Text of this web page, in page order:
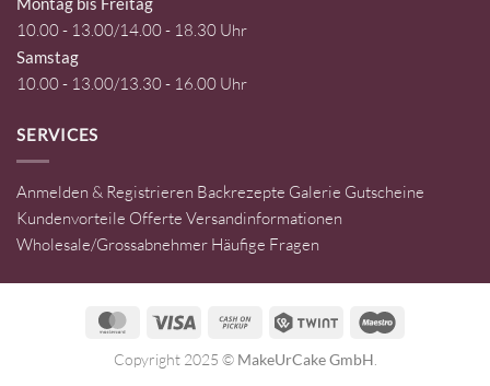
10.00 - 13.00/14.00 - 18.30 Uhr
Samstag
10.00 - 13.00/13.30 - 16.00 Uhr
SERVICES
Anmelden & Registrieren Backrezepte Galerie Gutscheine
Kundenvorteile Offerte Versandinformationen
Wholesale/Grossabnehmer Häufige Fragen
MasterCardVisa
Cash
Pickup
Twint
Copyright 2025 © MakeUrCake GmbH